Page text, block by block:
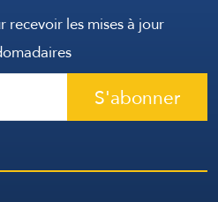
les mises à jour
S'abonner